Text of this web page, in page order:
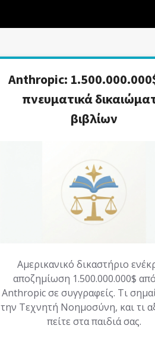
Anthropic:
πνευματικά
βιβλίων
Αμερικανικό δικαστήριο
αποζημίωση 1.500.000.000$
Anthropic σε συγγραφείς. Τι
την Τεχνητή Νοημοσύνη, και τι
πείτε στα παιδιά σας.